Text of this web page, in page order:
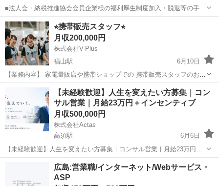
■法人会・納税推進協会会員企業様の福利厚生制度加入・脱退等の手続
きなどをお任せします。 家庭訪問ではなく、会員である法人企業様へ
と出向き、当社のお薦めするプランのご案内などがメイン。個人宅訪
問や知人・友人への保険勧誘は一切あ...
広島 東広島市 代理店営業
⭐︎携帯販売スタッフ⭐︎
月収200,000円
株式会社V-Plus
福山駅
6月10日
【業務内容】 家電量販店や携帯ショップでの 携帯販売スタッフのお仕
事になります！ 主にお客様に携帯のお困りごとが ないかのお声がけな
どをして頂くお仕事です！ 試用期間はほとんどの場合弊社スタッフと
一緒に活動...
福山市 福山駅 営業 未経験
【未経験歓迎】人生を変えたい方募集｜コン
サル営業｜月給23万円＋インセンティブ
月収500,000円
株式会社Actas
高須駅
6月6日
【未経験歓迎】人生を変えたい方募集｜コンサル営業｜月給23万円＋
インセンティブ 給与：月給23万円～＋高額インセンティブ 勤務地：全
国（直行直帰OK） 雇用形態：正社員
広島市 高須駅 営業 未経験
広島:営業職/インターネット/Webサービス・
ASP